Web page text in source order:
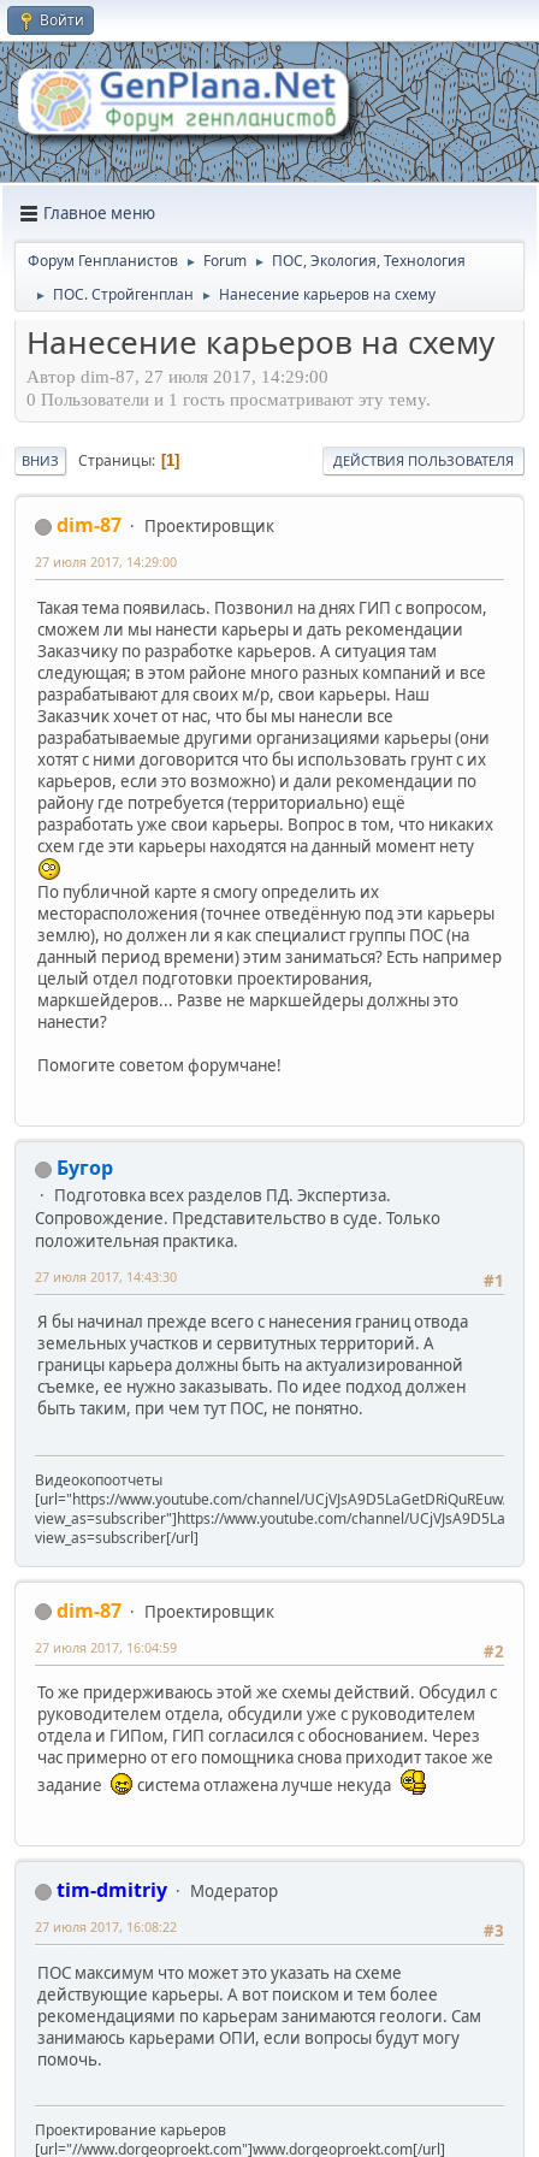
Войти
Главное меню
Форум Генпланистов ► Forum ► ПОС, Экология, Технология
► ПОС. Стройгенплан ► Нанесение карьеров на схему
Нанесение карьеров на схему
Автор dim-87, 27 июля 2017, 14:29:00
0 Пользователи и 1 гость просматривают эту тему.
ВНИЗ Страницы 1 ДЕЙСТВИЯ ПОЛЬЗОВАТЕЛЯ
dim-87 Проектировщик
27 июля 2017, 14:29:00
Такая тема появилась. Позвонил на днях ГИП с вопросом,
сможем ли мы нанести карьеры и дать рекомендации
Заказчику по разработке карьеров. А ситуация там
следующая; в этом районе много разных компаний и все
разрабатывают для своих м/р, свои карьеры. Наш
Заказчик хочет от нас, что бы мы нанесли все
разрабатываемые другими организациями карьеры (они
хотят с ними договорится что бы использовать грунт с их
карьеров, если это возможно) и дали рекомендации по
району где потребуется (территориально) ещё
разработать уже свои карьеры. Вопрос в том, что никаких
схем где эти карьеры находятся на данный момент нету
По публичной карте я смогу определить их
месторасположения (точнее отведённую под эти карьеры
землю), но должен ли я как специалист группы ПОС (на
данный период времени) этим заниматься? Есть например
целый отдел подготовки проектирования,
маркшейдеров... Разве не маркшейдеры должны это
нанести?
Помогите советом форумчане!
Бугор
Подготовка всех разделов ПД. Экспертиза.
Сопровождение. Представительство в суде. Только
положительная практика.
#1
27 июля 2017, 14:43:30
Я бы начинал прежде всего с нанесения границ отвода
земельных участков и сервитутных территорий. А
границы карьера должны быть на актуализированной
съемке, ее нужно заказывать. По идее подход должен
быть таким, при чем тут ПОС, не понятно.
Видеокопоотчеты
[url="https://www.youtube.com/channel/UCjVJsA9D5LaGetDRiQuREuw/
view_as=subscriber"]https://www.youtube.com/channel/
view_as=subscriber[/url]
dim-87
Проектировщик
#2
27 июля 2017, 16:04:59
То же придерживаюсь этой же схемы действий. Обсудил с
руководителем отдела, обсудили уже с руководителем
отдела и ГИПом, ГИП согласился с обоснованием. Через
час примерно от его помощника снова приходит такое же
задание
система отлажена лучше некуда
tim-dmitriy
Модератор
#3
27 июля 2017, 16:08:22
ПОС максимум что может это указать на схеме
действующие карьеры. А вот поиском и тем более
рекомендациями по карьерам занимаются геологи. Сам
занимаюсь карьерами ОПИ, если вопросы будут могу
помочь.
Проектирование карьеров
[url="//www.dorgeoproekt.com"]www.dorgeoproekt.com[/url]